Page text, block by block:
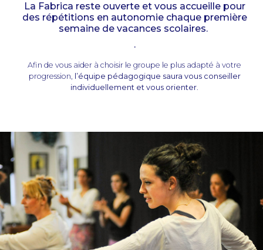
La Fabrica reste ouverte et vous accueille pour
des répétitions en autonomie chaque première
semaine de vacances scolaires.
.
Afin de vous aider à choisir le groupe le plus adapté à votre
progression, l’équipe pédagogique saura vous conseiller
individuellement et vous orienter.